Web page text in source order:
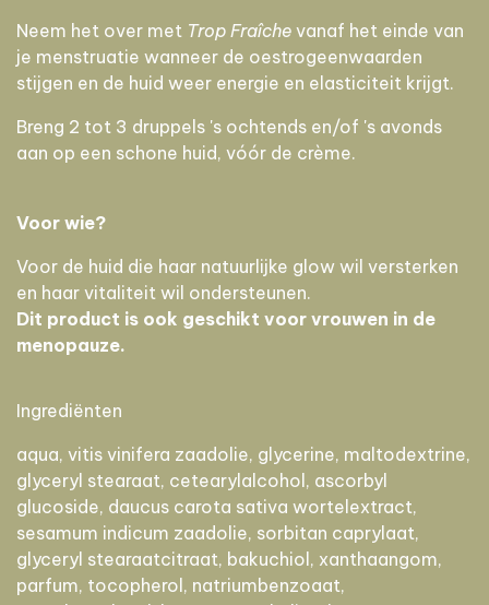
Neem het over met Trop Fraîche vanaf het einde van
je menstruatie wanneer de oestrogeenwaarden
stijgen en de huid weer energie en elasticiteit krijgt.
Breng 2 tot 3 druppels 's ochtends en/of 's avonds
aan op een schone huid, vóór de crème.
Voor wie?
Voor de huid die haar natuurlijke glow wil versterken
en haar vitaliteit wil ondersteunen.
Dit product is ook geschikt voor vrouwen in de
menopauze.
Ingrediënten
aqua, vitis vinifera zaadolie, glycerine, maltodextrine,
glyceryl stearaat, cetearylalcohol, ascorbyl
glucoside, daucus carota sativa wortelextract,
sesamum indicum zaadolie, sorbitan caprylaat,
glyceryl stearaatcitraat, bakuchiol, xanthaangom,
parfum, tocopherol, natriumbenzoaat,